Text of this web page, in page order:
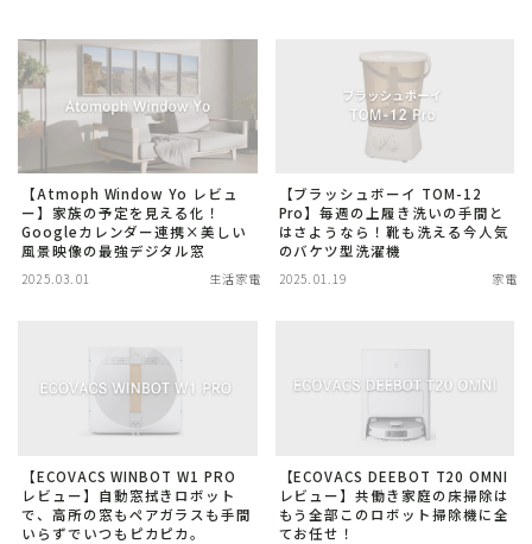
ガジェット
Apple製品
PC周辺機器
イヤホン
スマホ周辺機器
小物
格安SIM・MVNO・Wi-Fi
スマートホーム
スマートスピーカー
【Atmoph Window Yo レビュ
ー】家族の予定を見える化！
Googleカレンダー連携×美しい
風景映像の最強デジタル窓
2025.03.01 生活家電
【ブラッシュボーイ TOM-12
Pro】毎週の上履き洗いの手間と
はさようなら！靴も洗える今人気
のバケツ型洗濯機
2025.01.19 家電
【ECOVACS WINBOT W1 PRO
レビュー】自動窓拭きロボット
で、高所の窓もペアガラスも手間
いらずでいつもピカピカ。
【ECOVACS DEEBOT T20 OMNI
レビュー】共働き家庭の床掃除は
もう全部このロボット掃除機に全
てお任せ！